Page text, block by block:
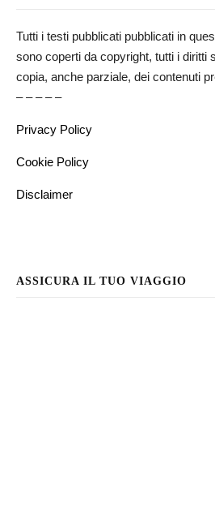
Tutti i testi pubblicati pubblicati in
sono coperti da copyright, tutti i diritti
copia, anche parziale, dei contenuti
– – – – –
Privacy Policy
Cookie Policy
Disclaimer
ASSICURA IL TUO VIAGGIO